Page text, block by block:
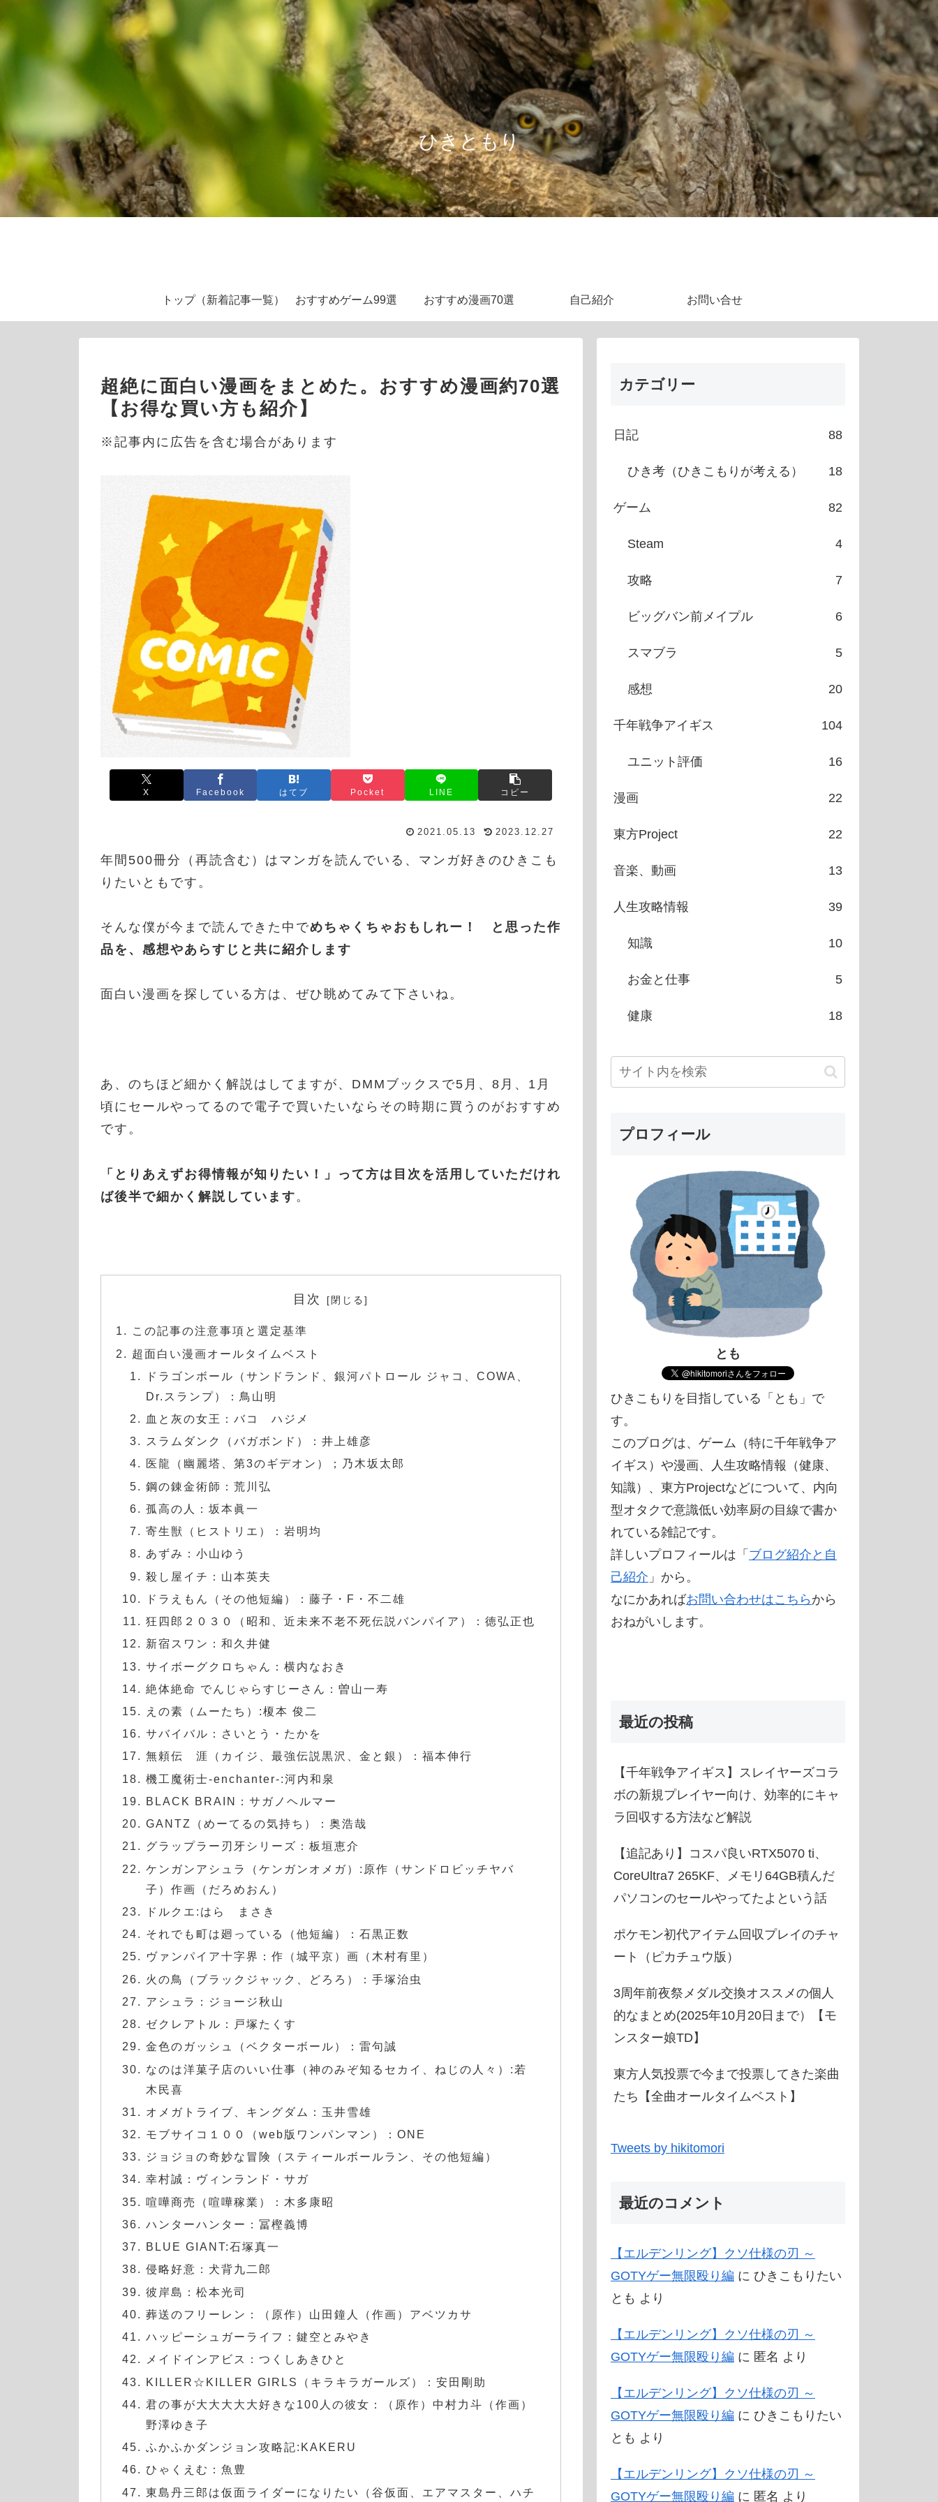
ひきともり
トップ（新着記事一覧） おすすめゲーム99選 おすすめ漫画70選 自己紹介 お問い合せ
超絶に面白い漫画をまとめた。おすすめ漫画約70選
【お得な買い方も紹介】
※記事内に広告を含む場合があります
X Facebook はてブ Pocket LINE コピー
2021.05.13 2023.12.27
年間500冊分（再読含む）はマンガを読んでいる、マンガ好きのひきこも
りたいともです。
そんな僕が今まで読んできた中でめちゃくちゃおもしれー！ と思った作
品を、感想やあらすじと共に紹介します
面白い漫画を探している方は、ぜひ眺めてみて下さいね。
あ、のちほど細かく解説はしてますが、DMMブックスで5月、8月、1月
頃にセールやってるので電子で買いたいならその時期に買うのがおすすめ
です。
「とりあえずお得情報が知りたい！」って方は目次を活用していただけれ
ば後半で細かく解説しています 。
目次
この記事の注意事項と選定基準
超面白い漫画オールタイムベスト
ドラゴンボール（サンドランド、銀河パトロール ジャコ、COWA、
Dr.スランプ）：鳥山明
血と灰の女王：バコ ハジメ
スラムダンク（バガボンド）：井上雄彦
医龍（幽麗塔、第3のギデオン）；乃木坂太郎
鋼の錬金術師：荒川弘
孤高の人：坂本眞一
寄生獣（ヒストリエ）：岩明均
あずみ：小山ゆう
殺し屋イチ：山本英夫
ドラえもん（その他短編）：藤子・F・不二雄
狂四郎２０３０（昭和、近未来不老不死伝説バンパイア）：徳弘正也
新宿スワン：和久井健
サイボーグクロちゃん：横内なおき
絶体絶命 でんじゃらすじーさん：曽山一寿
えの素（ムーたち）:榎本 俊二
サバイバル：さいとう・たかを
無頼伝 涯（カイジ、最強伝説黒沢、金と銀）：福本伸行
機工魔術士-enchanter-:河内和泉
BLACK BRAIN：サガノヘルマー
GANTZ（めーてるの気持ち）：奥浩哉
グラップラー刃牙シリーズ：板垣恵介
ケンガンアシュラ（ケンガンオメガ）:原作（サンドロビッチヤバ
子）作画（だろめおん）
ドルクエ:はら まさき
それでも町は廻っている（他短編）：石黒正数
ヴァンパイア十字界：作（城平京）画（木村有里）
火の鳥（ブラックジャック、どろろ）：手塚治虫
アシュラ：ジョージ秋山
ゼクレアトル：戸塚たくす
金色のガッシュ（ベクターボール）：雷句誠
なのは洋菓子店のいい仕事（神のみぞ知るセカイ、ねじの人々）:若
木民喜
オメガトライブ、キングダム：玉井雪雄
モブサイコ１００（web版ワンパンマン）：ONE
ジョジョの奇妙な冒険（スティールボールラン、その他短編）
幸村誠：ヴィンランド・サガ
喧嘩商売（喧嘩稼業）：木多康昭
ハンターハンター：冨樫義博
BLUE GIANT:石塚真一
侵略好意：犬背九二郎
彼岸島：松本光司
葬送のフリーレン：（原作）山田鐘人（作画）アベツカサ
ハッピーシュガーライフ：鍵空とみやき
メイドインアビス：つくしあきひと
KILLER☆KILLER GIRLS（キラキラガールズ）：安田剛助
君の事が大大大大大好きな100人の彼女：（原作）中村力斗（作画）
野澤ゆき子
ふかふかダンジョン攻略記:KAKERU
ひゃくえむ：魚豊
東島丹三郎は仮面ライダーになりたい（谷仮面、エアマスター、ハチ
カテゴリー
日記 88
ひき考（ひきこもりが考える） 18
ゲーム 82
Steam 4
攻略 7
ビッグバン前メイプル 6
スマブラ 5
感想 20
千年戦争アイギス 104
ユニット評価 16
漫画 22
東方Project 22
音楽、動画 13
人生攻略情報 39
知識 10
お金と仕事 5
健康 18
プロフィール
とも
ひきこもりを目指している「とも」で
す。
このブログは、ゲーム（特に千年戦争ア
イギス）や漫画、人生攻略情報（健康、
知識）、東方Projectなどについて、内向
型オタクで意識低い効率厨の目線で書か
れている雑記です。
詳しいプロフィールは「 ブログ紹介と自
己紹介 」から。
なにかあればお問い合わせはこちら から
おねがいします。
最近の投稿
【千年戦争アイギス】スレイヤーズコラ
ボの新規プレイヤー向け、効率的にキャ
ラ回収する方法など解説
【追記あり】コスパ良いRTX5070 ti、
CoreUltra7 265KF、メモリ64GB積んだ
パソコンのセールやってたよという話
ポケモン初代アイテム回収プレイのチャ
ート（ピカチュウ版）
3周年前夜祭メダル交換オススメの個人
的なまとめ(2025年10月20日まで）【モ
ンスター娘TD】
東方人気投票で今まで投票してきた楽曲
たち【全曲オールタイムベスト】
Tweets by hikitomori
最近のコメント
【エルデンリング】クソ仕様の刃 ～
GOTYゲー無限殴り編 に ひきこもりたい
とも より
【エルデンリング】クソ仕様の刃 ～
GOTYゲー無限殴り編 に 匿名 より
【エルデンリング】クソ仕様の刃 ～
GOTYゲー無限殴り編 に ひきこもりたい
とも より
【エルデンリング】クソ仕様の刃 ～
GOTYゲー無限殴り編 に 匿名 より